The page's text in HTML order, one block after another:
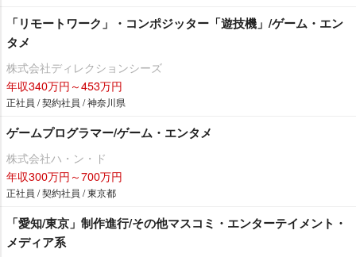
「リモートワーク」・コンポジッター「遊技機」/ゲーム・エン
タメ
株式会社ディレクションシーズ
年収340万円～453万円
正社員 / 契約社員 / 神奈川県
ゲームプログラマー/ゲーム・エンタメ
株式会社ハ・ン・ド
年収300万円～700万円
正社員 / 契約社員 / 東京都
「愛知/東京」制作進行/その他マスコミ・エンターテイメント・
メディア系